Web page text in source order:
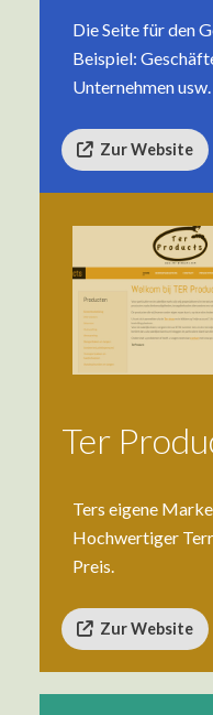
Die Seite für den
Beispiel:
Unternehmen usw.
Zur Website
Ter
Ters eigene
Hochwertiger
Preis.
Zur Website